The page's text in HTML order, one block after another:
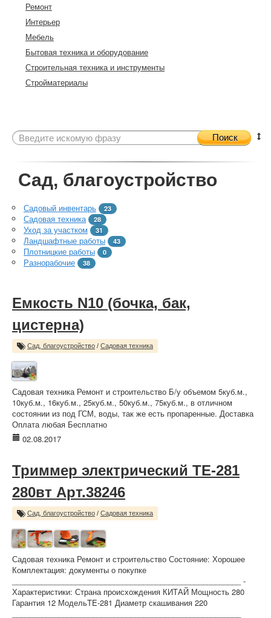
Ремонт
Интерьер
Мебель
Бытовая техника и оборудование
Строительная техника и инструменты
Стройматериалы
Поиск
Сад, благоустройство
Садовый инвентарь 23
Садовая техника 28
Уход за участком 31
Ландшафтные работы 43
Плотницкие работы 0
Разнорабочие 38
Емкость N10 (бочка, бак,
цистерна)
Сад, благоустройство / Садовая техника
Садовая техника Ремонт и строительство Б/у объемом 5куб.м.,
10куб.м., 16куб.м., 25куб.м., 50куб.м., 75куб.м., в отличном
состоянии из под ГСМ, воды, так же есть пропаренные. Доставка
Оплата любая Бесплатно
02.08.2017
Триммер электрический TE-281
280вт Арт.38246
Сад, благоустройство / Садовая техника
Садовая техника Ремонт и строительство Состояние: Хорошее
Комплектация: документы о покупке
______________________________________________________ -
Характеристики: Страна происхождения КИТАЙ Мощность 280
Гарантия 12 МодельTE-281 Диаметр скашивания 220